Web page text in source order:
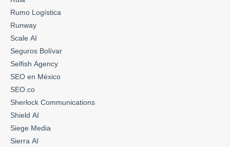
Rumo Logística
Runway
Scale AI
Seguros Bolívar
Selfish Agency
SEO en México
SEO.co
Sherlock Communications
Shield AI
Siege Media
Sierra AI